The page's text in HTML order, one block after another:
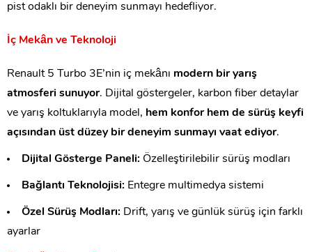
pist odaklı bir deneyim sunmayı hedefliyor.
İç Mekân ve Teknoloji
Renault 5 Turbo 3E’nin iç mekânı modern bir yarış
atmosferi sunuyor. Dijital göstergeler, karbon fiber detaylar
ve yarış koltuklarıyla model, hem konfor hem de sürüş keyfi
açısından üst düzey bir deneyim sunmayı vaat ediyor.
Dijital Gösterge Paneli: Özelleştirilebilir sürüş modları
Bağlantı Teknolojisi: Entegre multimedya sistemi
Özel Sürüş Modları: Drift, yarış ve günlük sürüş için farklı
ayarlar